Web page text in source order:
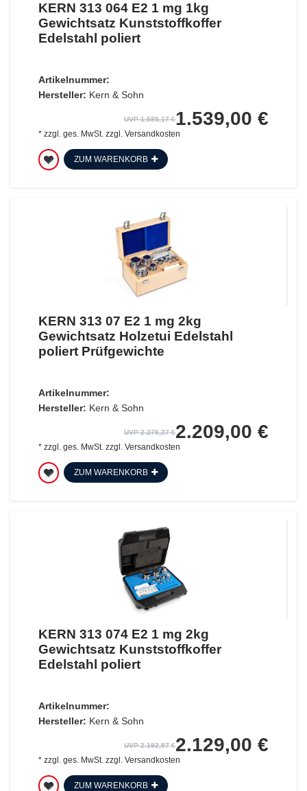
KERN 313 064 E2 1 mg 1kg
Gewichtsatz Kunststoffkoffer
Edelstahl poliert
Artikelnummer:
Hersteller: Kern & Sohn
UVP 1.585,17 €1.539,00 €
* zzgl. ges. MwSt.zzgl. Versandkosten
ZUM WARENKORB
KERN 313 07 E2 1 mg 2kg
Gewichtsatz Holzetui Edelstahl
poliert Prüfgewichte
Artikelnummer:
Hersteller: Kern & Sohn
UVP 2.275,27 €2.209,00 €
* zzgl. ges. MwSt.zzgl. Versandkosten
ZUM WARENKORB
KERN 313 074 E2 1 mg 2kg
Gewichtsatz Kunststoffkoffer
Edelstahl poliert
Artikelnummer:
Hersteller: Kern & Sohn
UVP 2.192,87 €2.129,00 €
* zzgl. ges. MwSt. zzgl. Versandkosten
ZUM WARENKORB